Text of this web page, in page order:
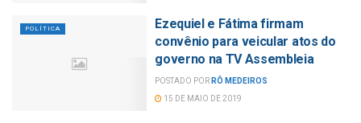
POLÍTICA
Ezequiel e Fátima firmam
convênio para veicular atos do
governo na TV Assembleia
POSTADO POR RÔ MEDEIROS
15 DE MAIO DE 2019